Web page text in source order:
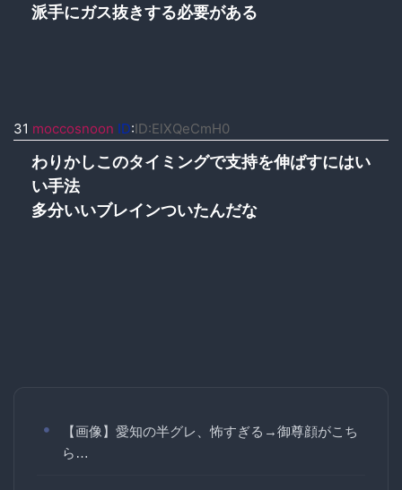
派手にガス抜きする必要がある
31 moccosnoon ID:ID:ElXQeCmH0
わりかしこのタイミングで支持を伸ばすにはい
い手法
多分いいブレインついたんだな
【画像】愛知の半グレ、怖すぎる→御尊顔がこち
ら…